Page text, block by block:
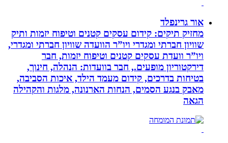
אור גרינפלד
מחזיק תיקים: קידום עסקים קטנים וטיפוח יזמות ותיק
שוויון חברתי ומגדרי ויו”ר הוועדה שוויון חברתי ומגדרי,
ויו”ר וועדת עסקים קטנים וטיפוח יזמות, חבר
דירקטוריון מופעים., חבר בוועדות: הנהלה, חינוך,
בטיחות בדרכים, קידום מעמד הילד, איכות הסביבה,
מאבק בנגע הסמים, הנחות הארנונה, מלגות והקהילה